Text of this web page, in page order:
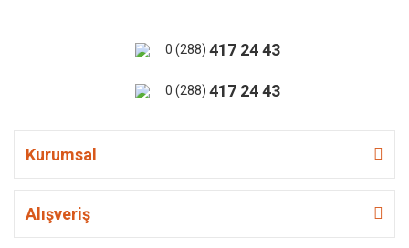
0 (288) 417 24 43
0 (288) 417 24 43
Kurumsal
Alışveriş